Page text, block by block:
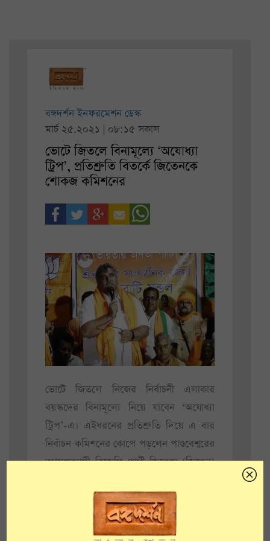
বঙ্গদর্শন ইনফরমেশন ডেস্ক
মার্চ ২৫.২০২১ | ০৮:১৫ সকাল
ভোটে জিতলে বিনামূল্যে ‘অযোধ্যা
ট্রিপ’, প্রতিশ্রুতি বিতর্কে জিতেনকে
শোকজ কমিশনের
ভোটে জিতলে নিজের নির্বাচনী এলাকার
বয়স্কদের বিনামূল্যে নিয়ে যাবেন ‘অযোধ্যা
ট্রিপ’-এ। এইধরনের প্রতিশ্রুতি দিয়ে এ বার
নির্বাচন কমিশনের কোপে পড়লেন পাণ্ডবেশ্বরের
তৃণমূলত্যাগী বিজেপি প্রার্থী জিতেন্দ্র (জিতেন)
আদর্শ আচরণ বিধিভঙ্গের অভিযোগ তুলে
কমিশনের দ্বারস্থ হয় তৃণমূল। তার প্রেক্ষিতেই
বুধবার বিজেপি প্রার্থীকে শোকজ করেছে